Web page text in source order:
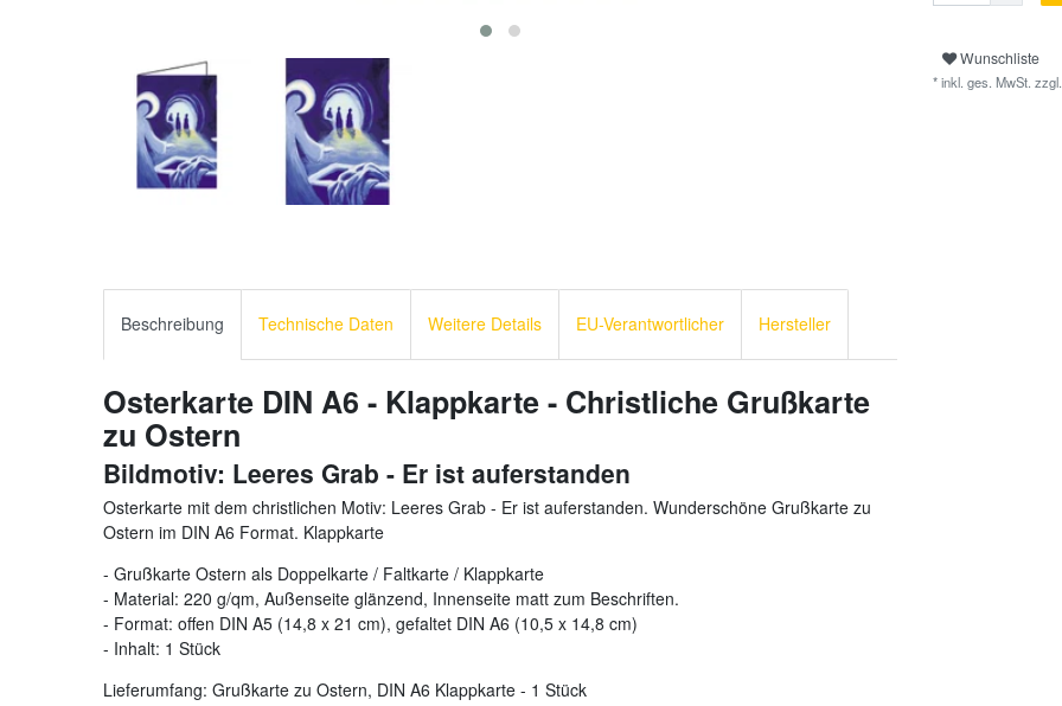
Wunschliste
* inkl. ges. MwSt. zzgl.
Beschreibung Technische Daten Weitere Details EU-Verantwortlicher Hersteller
Osterkarte DIN A6 - Klappkarte - Christliche Grußkarte
zu Ostern
Bildmotiv: Leeres Grab - Er ist auferstanden
Osterkarte mit dem christlichen Motiv: Leeres Grab - Er ist auferstanden. Wunderschöne Grußkarte zu
Ostern im DIN A6 Format. Klappkarte
- Grußkarte Ostern als Doppelkarte / Faltkarte / Klappkarte
- Material: 220 g/qm, Außenseite glänzend, Innenseite matt zum Beschriften.
- Format: offen DIN A5 (14,8 x 21 cm), gefaltet DIN A6 (10,5 x 14,8 cm)
- Inhalt: 1 Stück
Lieferumfang: Grußkarte zu Ostern, DIN A6 Klappkarte - 1 Stück